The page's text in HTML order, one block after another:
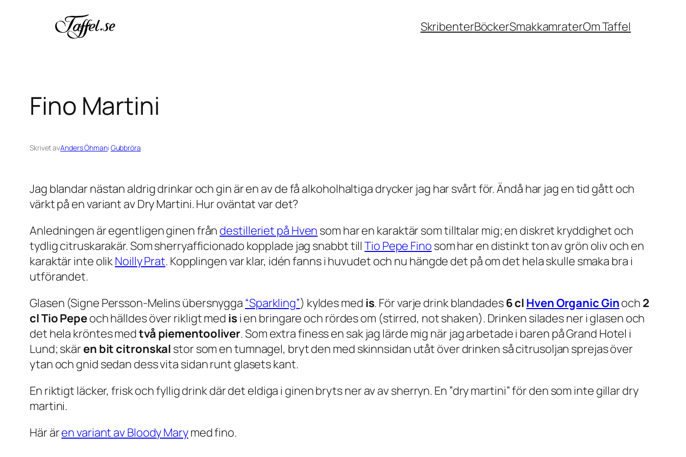
SkribenterBöckerSmakkamraterOm Taffel
Fino Martini
Skrivet avAnders Öhmani Gubbröra
Jag blandar nästan aldrig drinkar och gin är en av de få alkoholhaltiga drycker jag har svårt för. Ändå har jag en tid gått och
värkt på en variant av Dry Martini. Hur oväntat var det?
Anledningen är egentligen ginen från destilleriet på Hven som har en karaktär som tilltalar mig; en diskret kryddighet och
tydlig citruskarakär. Som sherryafficionado kopplade jag snabbt tillTio Pepe Fino som har en distinkt ton av grön oliv och en
karaktär inte olikNoilly Prat. Kopplingen var klar, idén fanns i huvudet och nu hängde det på om det hela skulle smaka bra i
utförandet.
Glasen (Signe Persson-Melins übersnygga “Sparkling”) kyldes med is. För varje drink blandades6 cl Hven Organic Ginoch 2
cl Tio Pepeoch hälldes över rikligt med is i en bringare och rördes om (stirred, not shaken). Drinken silades ner i glasen och
det hela kröntes medtvå piementooliver. Som extra finess en sak jag lärde mig när jag arbetade i baren på Grand Hotel i
Lund; skär en bit citronskal stor som en tumnagel, bryt den med skinnsidan utåt över drinken så citrusoljan sprejas över
ytan och gnid sedan dess vita sidan runt glasets kant.
En riktigt läcker, frisk och fyllig drink där det eldiga i ginen bryts ner av av sherryn. En ”dry martini” för den som inte gillar dry
martini.
Här ären variant av Bloody Marymed fino.